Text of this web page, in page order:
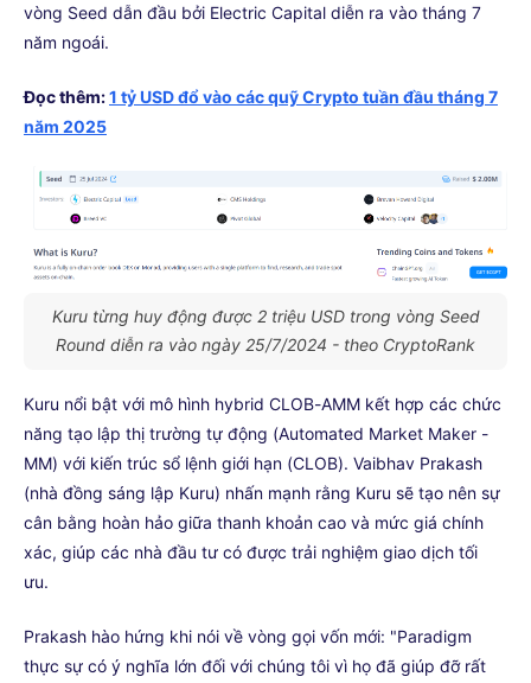
vòng Seed dẫn đầu bởi Electric Capital diễn ra vào tháng 7
năm ngoái.
Đọc thêm:1 tỷ USD đổ vào các quỹ Crypto tuần đầu tháng 7
năm 2025
Kuru từng huy động được 2 triệu USD trong vòng Seed
Round diễn ra vào ngày 25/7/2024 - theo CryptoRank
Kuru nổi bật với mô hình hybrid CLOB-AMM kết hợp các chức
năng tạo lập thị trường tự động (Automated Market Maker -
MM) với kiến trúc sổ lệnh giới hạn (CLOB). Vaibhav Prakash
(nhà đồng sáng lập Kuru) nhấn mạnh rằng Kuru sẽ tạo nên sự
cân bằng hoàn hảo giữa thanh khoản cao và mức giá chính
xác, giúp các nhà đầu tư có được trải nghiệm giao dịch tối
ưu.
Prakash hào hứng khi nói về vòng gọi vốn mới: "Paradigm
thực sự có ý nghĩa lớn đối với chúng tôi vì họ đã giúp đỡ rất